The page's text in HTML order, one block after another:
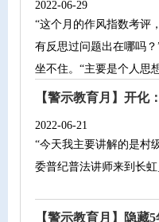
2022-06-29
“这个月的作风指数考评
有反思过问题出在哪吗
坐不住。“主要是个人思
【警示教育月】开化
2022-06-21
“今天我主要讲解的是村
委普纪普法讲师来到长
【警示教育月】隐藏